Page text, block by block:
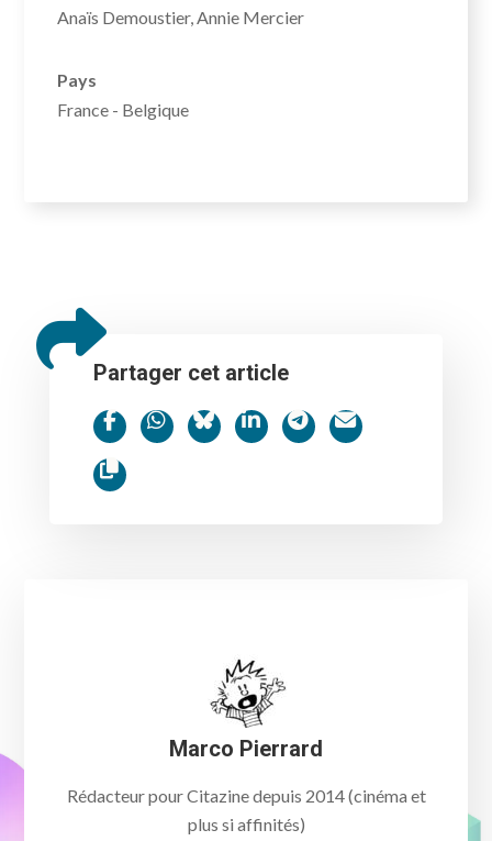
Anaïs Demoustier, Annie Mercier
Pays
France - Belgique
Partager cet article
Marco Pierrard
Rédacteur pour Citazine depuis 2014 (cinéma et
plus si affinités)